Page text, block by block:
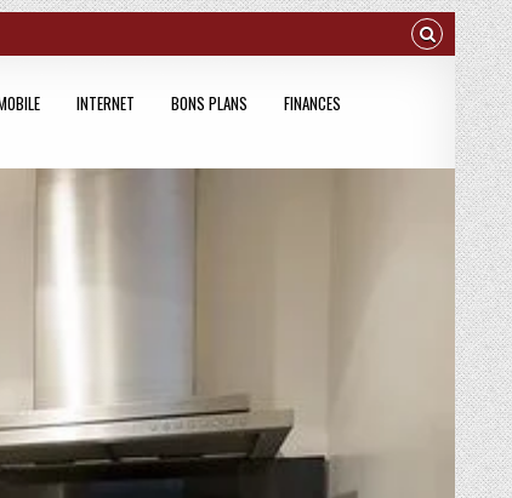
INTERNET BONS PLANS
FINANCES